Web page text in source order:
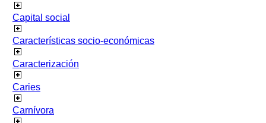
Capital social
Características socio-económicas
Caracterización
Caries
Carnívora